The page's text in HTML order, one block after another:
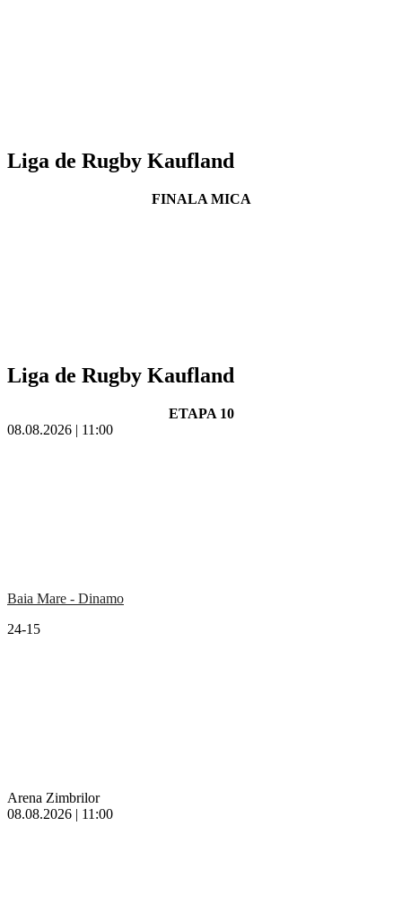
Liga de Rugby Kaufland
FINALA MICA
Liga de Rugby Kaufland
ETAPA 10
08.08.2026 | 11:00
Baia Mare - Dinamo
24-15
Arena Zimbrilor
08.08.2026 | 11:00